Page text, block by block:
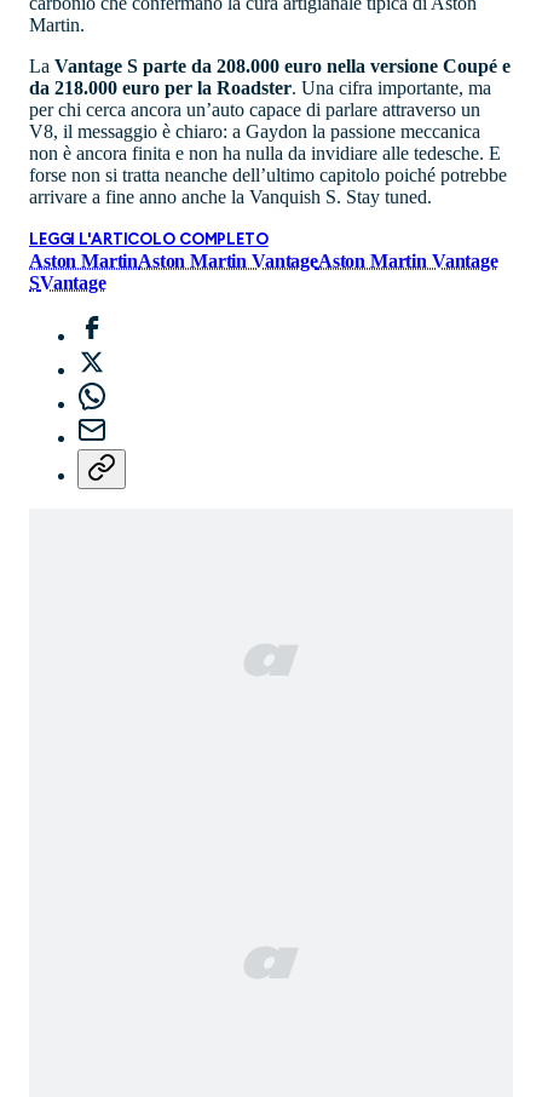
Martin.
La Vantage S parte da 208.000 euro nella versione Coupé e
da 218.000 euro per la Roadster. Una cifra importante, ma
per chi cerca ancora un’auto capace di parlare attraverso un
V8, il messaggio è chiaro: a Gaydon la passione meccanica
non è ancora finita e non ha nulla da invidiare alle tedesche. E
forse non si tratta neanche dell’ultimo capitolo poiché potrebbe
arrivare a fine anno anche la Vanquish S. Stay tuned.
LEGGI L'ARTICOLO COMPLETO
Aston MartinAston Martin VantageAston Martin Vantage
SVantage